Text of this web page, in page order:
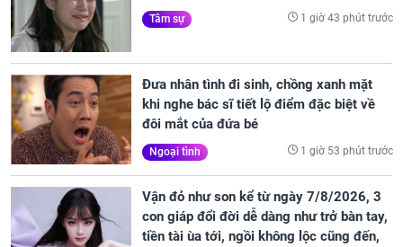
Tâm sự 1 giờ 43 phút trước
Đưa nhân tình đi sinh, chồng xanh mặt
khi nghe bác sĩ tiết lộ điểm đặc biệt về
đôi mắt của đứa bé
Ngoại tình 1 giờ 53 phút trước
Vận đỏ như son kể từ ngày 7/8/2026, 3
con giáp đổi đời dễ dàng như trở bàn tay,
tiền tài ùa tới, ngồi không lộc cũng đến,